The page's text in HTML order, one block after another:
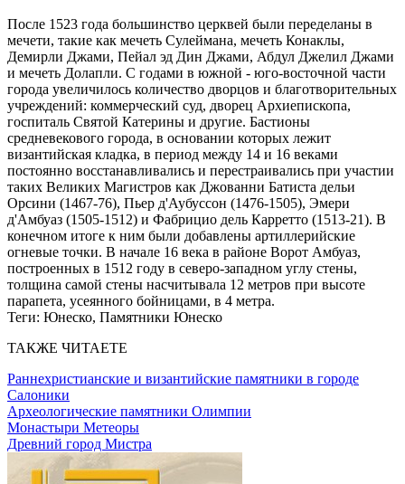
После 1523 года большинство церквей были переделаны в
мечети, такие как мечеть Сулеймана, мечеть Конаклы,
Демирли Джами, Пейал эд Дин Джами, Абдул Джелил Джами
и мечеть Долапли. С годами в южной - юго-восточной части
города увеличилось количество дворцов и благотворительных
учреждений: коммерческий суд, дворец Архиепископа,
госпиталь Святой Катерины и другие. Бастионы
средневекового города, в основании которых лежит
византийская кладка, в период между 14 и 16 веками
постоянно восстанавливались и перестраивались при участии
таких Великих Магистров как Джованни Батиста дельи
Орсини (1467-76), Пьер д'Аубуссон (1476-1505), Эмери
д'Амбуаз (1505-1512) и Фабрицио дель Карретто (1513-21). В
конечном итоге к ним были добавлены артиллерийские
огневые точки. В начале 16 века в районе Ворот Амбуаз,
построенных в 1512 году в северо-западном углу стены,
толщина самой стены насчитывала 12 метров при высоте
парапета, усеянного бойницами, в 4 метра.
Теги: Юнеско, Памятники Юнеско
ТАКЖЕ ЧИТАЕТЕ
Раннехристианские и византийские памятники в городе
Салоники
Археологические памятники Олимпии
Монастыри Метеоры
Древний город Мистра